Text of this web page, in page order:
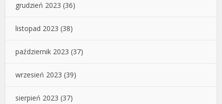
grudzień 2023 (36)
listopad 2023 (38)
październik 2023 (37)
wrzesień 2023 (39)
sierpień 2023 (37)